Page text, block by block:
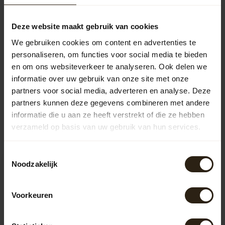
Deze website maakt gebruik van cookies
We gebruiken cookies om content en advertenties te
personaliseren, om functies voor social media te bieden
en om ons websiteverkeer te analyseren. Ook delen we
informatie over uw gebruik van onze site met onze
partners voor social media, adverteren en analyse. Deze
partners kunnen deze gegevens combineren met andere
informatie die u aan ze heeft verstrekt of die ze hebben
verzameld op basis van uw gebruik van hun services.
Noodzakelijk
Voorkeuren
Vragen over dit product?
Neem gerust contact op met onze klantenservice op
info@barrelatelier.nl of038 - 3760185. We helpen je graag!
Recently viewed